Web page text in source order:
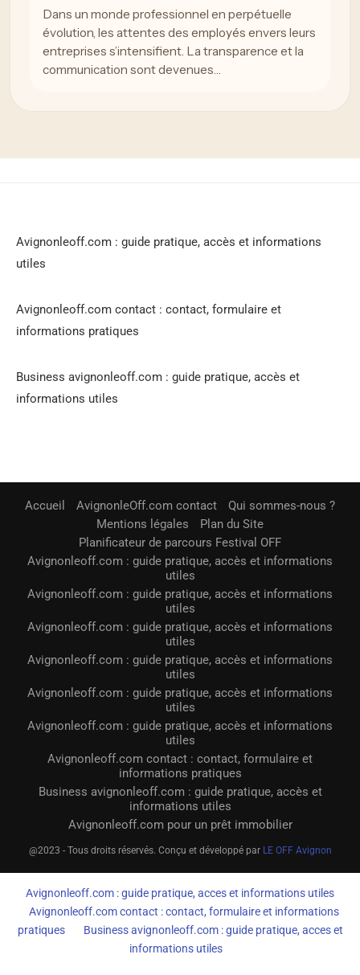
Dans un monde professionnel en perpétuelle
évolution, les attentes des employés envers leurs
entreprises s’intensifient. La transparence et la
communication sont devenues…
Avignonleoff.com : guide pratique, accès et informations
utiles
Avignonleoff.com contact : contact, formulaire et
informations pratiques
Business avignonleoff.com : guide pratique, accès et
informations utiles
Accueil AvignonleOff.com contact
Qui sommes-nous ?
Mentions légales
Plan du Site
Planificateur de parcours Festival OFF
Avignonleoff.com : guide pratique, accès et informations
utiles
Avignonleoff.com : guide pratique, accès et informations
utiles
Avignonleoff.com : guide pratique, accès et informations
utiles
Avignonleoff.com : guide pratique, accès et informations
utiles
Avignonleoff.com : guide pratique, accès et informations
utiles
Avignonleoff.com : guide pratique, accès et informations
utiles
Avignonleoff.com contact : contact, formulaire et
informations pratiques
Business avignonleoff.com : guide pratique, accès et
informations utiles
Avignonleoff.com pour un prêt immobilier
@2023 - Tous droits réservés. Conçu et développé par LE OFF Avignon
Avignonleoff.com : guide pratique, acces et informations utiles
Avignonleoff.com contact : contact, formulaire et informations
pratiques
Business avignonleoff.com : guide pratique, acces et
informations utiles